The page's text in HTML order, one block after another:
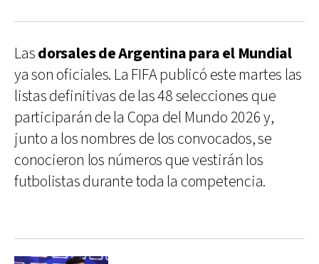
Lasdorsales de Argentina para el Mundial
ya son oficiales. La FIFA publicó este martes las
listas definitivas de las 48 selecciones que
participarán de la Copa del Mundo 2026 y,
junto a los nombres de los convocados, se
conocieron los números que vestirán los
futbolistas durante toda la competencia.